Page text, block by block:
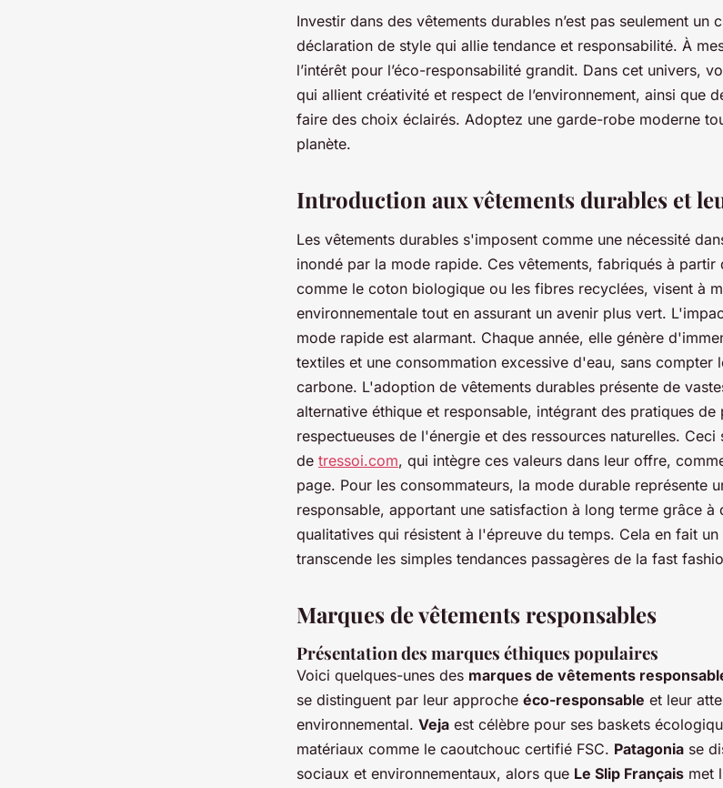
Vêtements durables : adoptez un
éthique et tendance
Investir dans des vêtements durables n’est pas seulement un
déclaration de style qui allie tendance et responsabilité. À
l’intérêt pour l’éco-responsabilité grandit. Dans cet univers,
qui allient créativité et respect de l’environnement, ainsi que
faire des choix éclairés. Adoptez une garde-robe moderne
planète.
Introduction aux vêtements durables et
Les vêtements durables s'imposent comme une nécessité
inondé par la mode rapide. Ces vêtements, fabriqués à
comme le coton biologique ou les fibres recyclées, visent à
environnementale tout en assurant un avenir plus vert.
mode rapide est alarmant. Chaque année, elle génère
textiles et une consommation excessive d'eau, sans compter
carbone. L'adoption de vêtements durables présente de
alternative éthique et responsable, intégrant des pratiques
respectueuses de l'énergie et des ressources naturelles.
de tressoi.com, qui intègre ces valeurs dans leur offre,
page. Pour les consommateurs, la mode durable représente
responsable, apportant une satisfaction à long terme grâce à
qualitatives qui résistent à l'épreuve du temps. Cela en fait
transcende les simples tendances passagères de la fast
Marques de vêtements responsables
Présentation des marques éthiques populaires
Voici quelques-unes des marques de vêtements
se distinguent par leur approche éco-responsable et leur
environnemental. Veja est célèbre pour ses baskets
matériaux comme le caoutchouc certifié FSC. Patagonia se
sociaux et environnementaux, alors que Le Slip Français met